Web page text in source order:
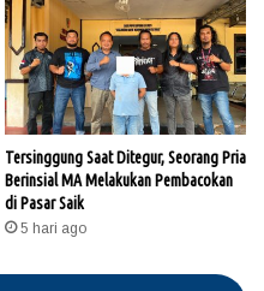
Tersinggung Saat Ditegur, Seorang Pria
Berinsial MA Melakukan Pembacokan
di Pasar Saik
5 hari ago